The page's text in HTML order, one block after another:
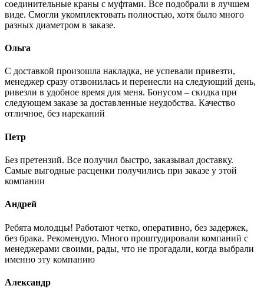
соединительные краны с муфтами. Все подобрали в лучшем
виде. Смогли укомплектовать полностью, хотя было много
разных диаметром в заказе.
Ольга
С доставкой произошла накладка, не успевали привезти,
менеджер сразу отзвонилась и перенесли на следующий день,
ривезли в удобное время для меня. Бонусом – скидка при
следующем заказе за доставленные неудобства. Качество
отличное, без нареканий
Петр
Без претензий. Все получил быстро, заказывал доставку.
Самые выгодные расценки получились при заказе у этой
компании
Андрей
Ребята молодцы! Работают четко, оперативно, без задержек,
без брака. Рекомендую. Много проштудировали компаний с
менеджерами своими, рады, что не прогадали, когда выбрали
именно эту компанию
Александр